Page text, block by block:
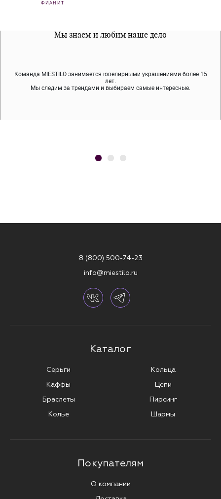
ФИАНИТ
Мы знаем и любим наше дело
Команда MIESTILO занимается ювелирными украшениями более 15
лет.
Мы следим за трендами и выбираем самые интересные.
Все наши материалы гипоалергенны
Мы используем покрытие (родий, ювелирный сплав), которое не
содержит никеля и свинца — это исключает аллергию.
Примерка перед покупкой
Во время доставки спокойно примеряйте украшения, выбирайте те,
что вам нравятся, остальные заберёт курьер.
8 (800) 500-74-23
info@miestilo.ru
Каталог
Серьги
Каффы
Браслеты
Колье
Кольца
Цепи
Пирсинг
Шармы
Покупателям
О компании